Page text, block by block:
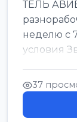
ТЕЛЬ
неделю с
условия
37